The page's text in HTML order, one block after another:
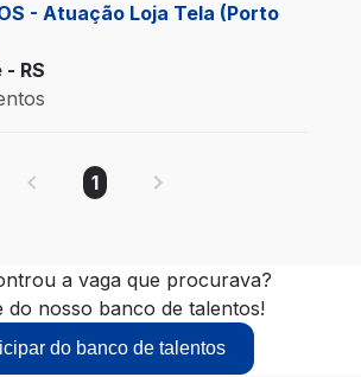
- Atuação Loja Tela (Porto
RS
1
a vaga que procurava?
do nosso banco de talentos!
do banco de talentos